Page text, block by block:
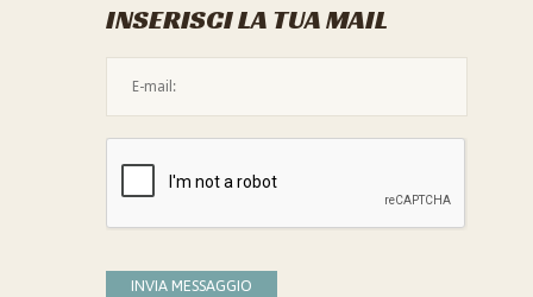
INSERISCI LA TUA MAIL
INVIA MESSAGGIO